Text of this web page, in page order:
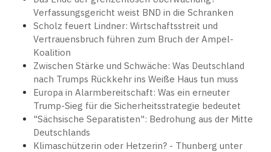
Verfassungsgericht weist BND in die Schranken
Scholz feuert Lindner: Wirtschaftsstreit und
Vertrauensbruch führen zum Bruch der Ampel-
Koalition
Zwischen Stärke und Schwäche: Was Deutschland
nach Trumps Rückkehr ins Weiße Haus tun muss
Europa in Alarmbereitschaft: Was ein erneuter
Trump-Sieg für die Sicherheitsstrategie bedeutet
"Sächsische Separatisten": Bedrohung aus der Mitte
Deutschlands
Klimaschützerin oder Hetzerin? - Thunberg unter